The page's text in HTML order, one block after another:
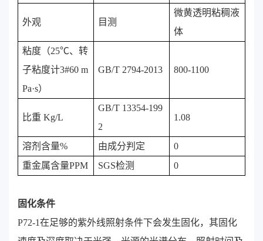
外观 目测
微黄透明粘稠液
体
粘度（25℃、转
子粘度计3#60 m
Pa·s）
GB/T 2794-2013 800-1100
比重 Kg/L
GB/T 13354-199
2
1.08
溶剂含量% 由成分判定
0
重金属含量PPM
SGS检测 0
固化条件
P72-1在足够的紫外线照射条件下会发生固化，其固化